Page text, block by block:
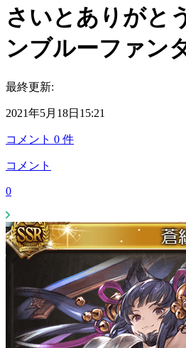
さいとありがと
ンブルーファン
最終更新:
2021年5月18日15:21
コメント 0 件
コメント
0